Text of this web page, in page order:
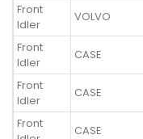
Front
Idler
VOLVO
Front
Idler
CASE
Front
Idler
CASE
Front
CASE